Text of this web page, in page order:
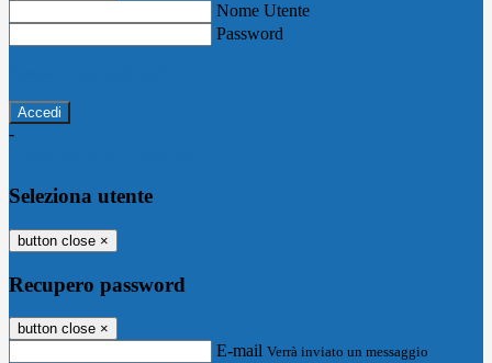
Nome Utente
Password
-
Seleziona utente
button close ×
Recupero password
button close ×
E-mail Verrà inviato un messaggio